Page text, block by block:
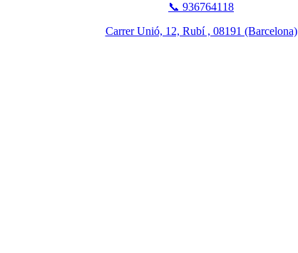
📞 936764118
Carrer Unió, 12, Rubí , 08191 (Barcelona)